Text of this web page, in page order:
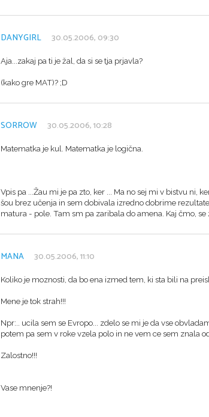
DANYGIRL 30.05.2006, 09:30
Aja...zakaj pa ti je žal, da si se tja prjavla?
(kako gre MAT)? ;D
SORROW 30.05.2006, 10:28
Matematka je kul. Matematka je logična.
Vpis pa ...Žau mi je pa zto, ker ... Ma no sej mi v bistvu ni,
šou brez učenja in sem dobivala izredno dobrime
matura - pole. Tam sm pa zaribala do amena. Kaj čmo, se
MANA 30.05.2006, 11:10
Koliko je moznosti, da bo ena izmed tem, ki sta bili na
Mene je tok strah!!!
Npr:.. ucila sem se Evropo... zdelo se mi je da vse
potem pa sem v roke vzela polo in ne vem ce sem znala
Zalostno!!!
Vase mnenje?!